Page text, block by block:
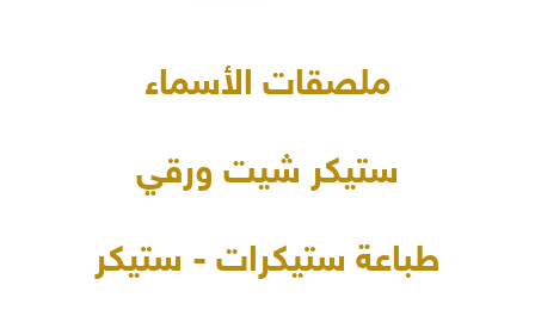
ملصقات الأسماء
ستيكر شيت ورقي
طباعة ستيكرات - ستيكر